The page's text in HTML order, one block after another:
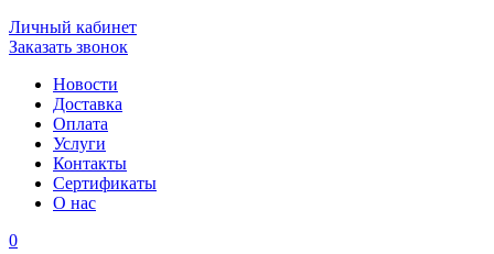
Личный кабинет
Заказать звонок
Новости
Доставка
Оплата
Услуги
Контакты
Cертификаты
О нас
0